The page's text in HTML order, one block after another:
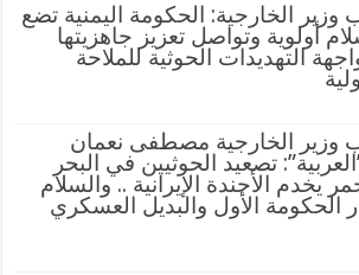
وزير الخارجية: الحكومة اليمنية تضع
أولوية وتواصل تعزيز جاهزيتها
التهديدات الحوثية للملاحة
وزير الخارجية مصطفى نعمان
تصعيد الحوثيين في البحر
يخدم الأجندة الإيرانية .. والسلام
الحكومة الأول والبديل العسكري